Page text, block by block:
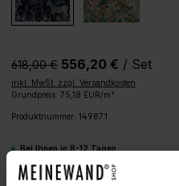
618,00 €‎ 556,20 € / Set
inkl. MwSt. zzgl. Versandkosten
Grundpreis: 75,18 EUR/m²
Produktnummer: 14987.1
Bei Ihnen in 8-12 Tagen